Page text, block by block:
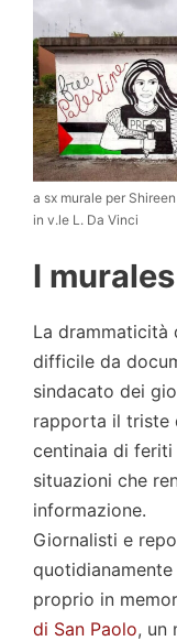
a sx murale per
in v.le L. Da Vinci
I murales
La drammaticità
difficile da
sindacato dei
rapporta il triste
centinaia di feriti
situazioni che
informazione.
Giornalisti e
proprio in
di San Paolo, un